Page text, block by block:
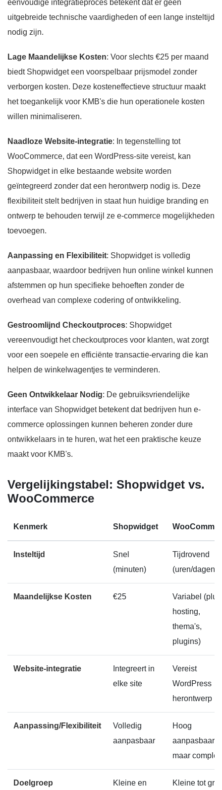
eenvoudige integratieproces betekent dat er geen
uitgebreide technische vaardigheden of een lange insteltijd
nodig zijn.
Lage Maandelijkse Kosten: Voor slechts €25 per maand
biedt Shopwidget een voorspelbaar prijsmodel zonder
verborgen kosten. Deze kosteneffectieve structuur maakt
het toegankelijk voor KMB's die hun operationele kosten
willen minimaliseren.
Naadloze Website-integratie: In tegenstelling tot
WooCommerce, dat een WordPress-site vereist, kan
Shopwidget in elke bestaande website worden
geïntegreerd zonder dat een herontwerp nodig is. Deze
flexibiliteit stelt bedrijven in staat hun huidige branding en
ontwerp te behouden terwijl ze e-commerce mogelijkheden
toevoegen.
Aanpassing en Flexibiliteit: Shopwidget is volledig
aanpasbaar, waardoor bedrijven hun online winkel kunnen
afstemmen op hun specifieke behoeften zonder de
overhead van complexe codering of ontwikkeling.
Gestroomlijnd Checkoutproces: Shopwidget
vereenvoudigt het checkoutproces voor klanten, wat zorgt
voor een soepele en efficiënte transactie-ervaring die kan
helpen de winkelwagentjes te verminderen.
Geen Ontwikkelaar Nodig: De gebruiksvriendelijke
interface van Shopwidget betekent dat bedrijven hun e-
commerce oplossingen kunnen beheren zonder dure
ontwikkelaars in te huren, wat het een praktische keuze
maakt voor KMB's.
Vergelijkingstabel: Shopwidget vs.
WooCommerce
Kenmerk Shopwidget
Insteltijd
Snel
(minuten)
Tijdrovend
(uren/dagen)
Maandelijkse Kosten €25
Variabel (plus
hosting,
thema's,
plugins)
Website-integratie
Integreert in
elke site
Vereist
WordPress
herontwerp
Aanpassing/Flexibiliteit
Volledig
aanpasbaar
Hoog
aanpasbaar
maar complex
Doelgroep
Kleine en
Kleine tot